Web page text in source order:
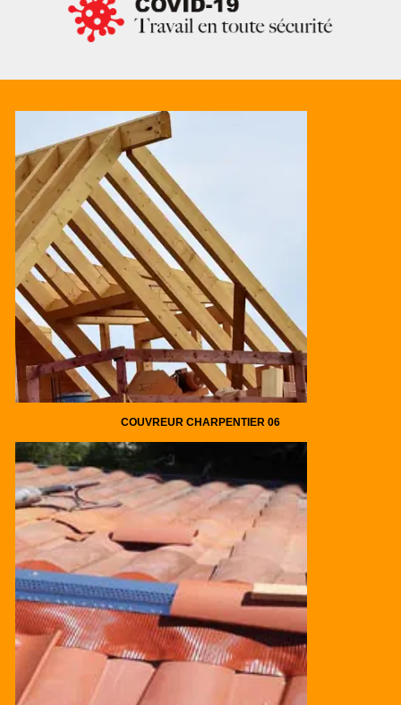
COUVREUR CHARPENTIER 06